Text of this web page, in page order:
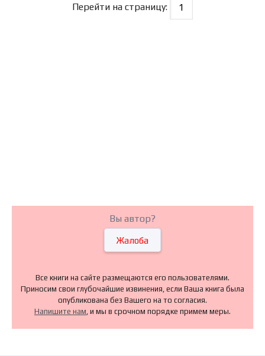
Перейти на страницу:
Вы автор?
Жалоба
Все книги на сайте размещаются его пользователями.
Приносим свои глубочайшие извинения, если Ваша книга была
опубликована без Вашего на то согласия.
Напишите нам , и мы в срочном порядке примем меры.